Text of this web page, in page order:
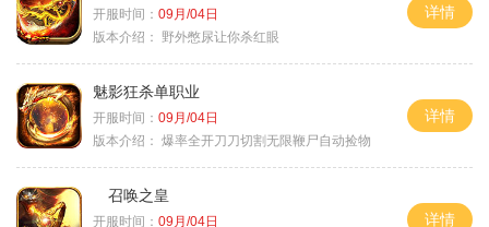
开服时间： 09月/04日
版本介绍：
野外憋尿让你杀红眼
详情
魅影狂杀单职业
开服时间： 09月/04日
版本介绍： 爆率全开刀刀切割无限鞭尸自动捡物
详情
召唤之皇
开服时间： 09月/04日
详情